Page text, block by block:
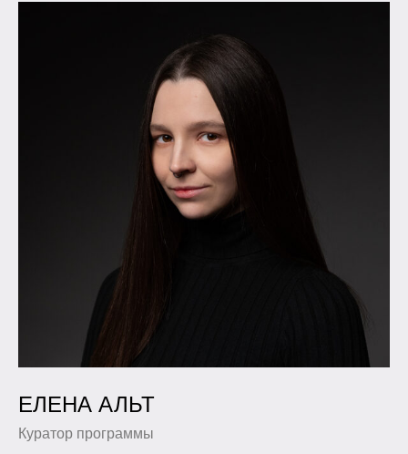
ЕЛЕНА АЛЬТ
Куратор программы